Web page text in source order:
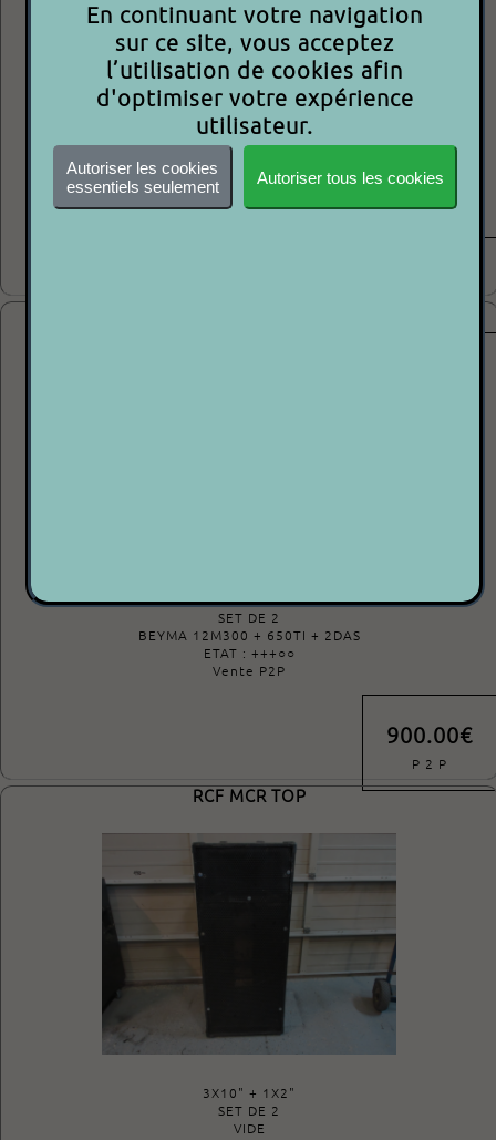
SET DE 4 ENCEINTES 2 VOIES PRO
700W-4Ohm
HP : 2 X EMINENCE DELTA 12+ compression B&C de 1.5'
ETAT : +++○○
P2P
SET DE 2
BEYMA 12M300 + 650TI + 2DAS
ETAT : +++○○
Vente P2P
900.00€
P 2 P
RCF MCR TOP
3X10" + 1X2"
SET DE 2
VIDE
En continuant votre navigation
sur ce site, vous acceptez
l’utilisation de cookies afin
d'optimiser votre expérience
utilisateur.
Autoriser les cookies
essentiels seulement
Autoriser tous les cookies